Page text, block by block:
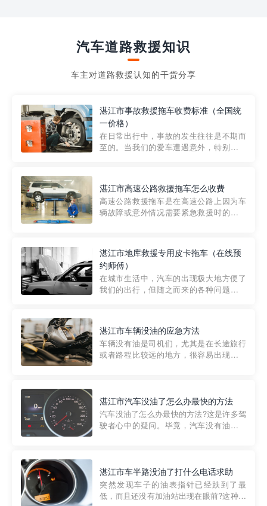
汽车道路救援知识
车主对道路救援认知的干货分享
湛江市事故救援拖车收费标准（全国统
一价格）
在日常出行中，事故的发生往往是不期而
至的。当我们的爱车遭遇意外，特别是在
细解析一下市区事故救援拖车的收费标
准，以及在选用拖车服务时应注...
湛江市高速公路救援拖车怎么收费
高速公路救援拖车是在高速公路上因为车
辆故障或意外情况需要紧急救援时的必备
路救援拖车的收费标准是由当地交通管理
部门制定的。起步价通...
湛江市地库救援专用皮卡拖车（在线预
约师傅）
在城市生活中，汽车的出现极大地方便了
我们的出行，但随之而来的各种问题也让
紧急情况下，我们需要一种高效可靠的救
援方式。而这时，地库救援专...
湛江市车辆没油的应急方法
车辆没有油是司机们，尤其是在长途旅行
或者路程比较远的地方，很容易出现这种
的送油师傅，解决没油的紧急情况。 首
先，让我们来了解一下穿...
湛江市汽车没油了怎么办最快的方法
汽车没油了怎么办最快的方法?这是许多驾
驶者心中的疑问。毕竟，汽车没有油就无
越者小程序是一款专门解决汽车没油问题
的在线服务平台。通过...
湛江市车半路没油了打什么电话求助
突然发现车子的油表指针已经跌到了最
低，而且还没有加油站出现在眼前?这种情